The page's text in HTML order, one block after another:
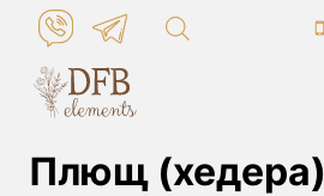
Перейти
контенту
Плющ (хедера)